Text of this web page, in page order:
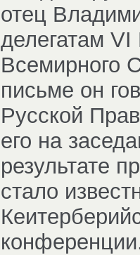
отец
делегатам
Всемирного
письме он
Русской
его на
результате
стало